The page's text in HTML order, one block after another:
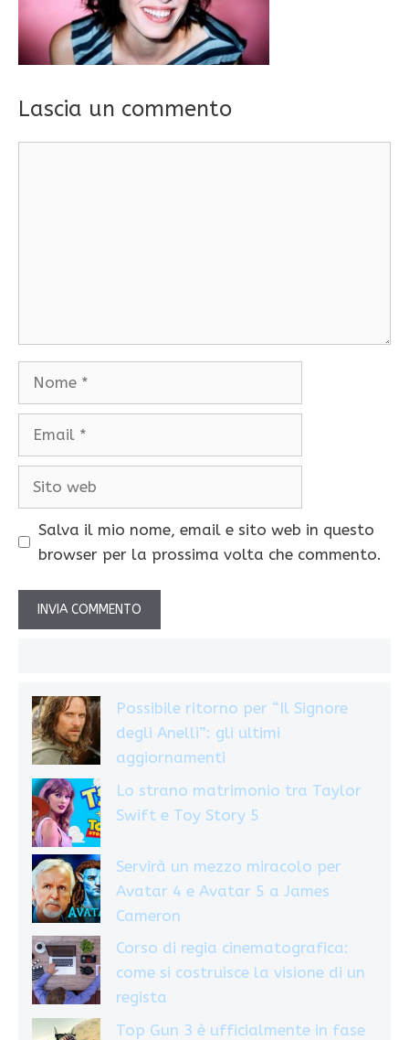
Lascia un commento
Salva il mio nome, email e sito web in questo
browser per la prossima volta che commento.
Possibile ritorno per “Il Signore
degli Anelli”: gli ultimi
aggiornamenti
Lo strano matrimonio tra Taylor
Swift e Toy Story 5
Servirà un mezzo miracolo per
Avatar 4 e Avatar 5 a James
Cameron
Corso di regia cinematografica:
come si costruisce la visione di un
regista
Top Gun 3 è ufficialmente in fase